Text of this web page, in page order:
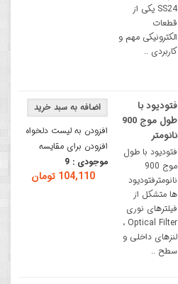
SS24 یکی از
قطعات
الکترونیکی مهم و
کاربردی ..
افزودن به لیست دلخواه
افزودن برای مقایسه
موجودی : 9
104,110 تومان
فتودیود با
طول موج 900
نانومتر
فتودیود با طول
موج 900
نانومترفتودیود
ها متشکل از
فیلترهای نوری
Optical Filter ،
لنزهای داخلی و
سطح ..